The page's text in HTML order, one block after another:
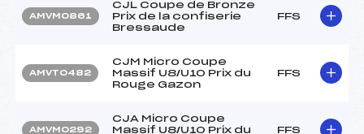
AMVM0861
CJL Coupe de Bronze
Prix de la confiserie
Bressaude
FFS
AMVT0482
CJM Micro Coupe
Massif U8/U10 Prix du
Rouge Gazon
FFS
AMVM0292
CJA Micro Coupe
Massif U8/U10 Prix du
FFS